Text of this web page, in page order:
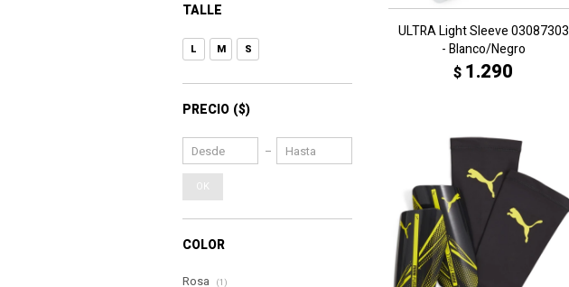
ULTRA Light Sleeve 03087303
- Blanco/Negro
$ 1.290
TALLE
L M S
PRECIO ($)
OK
COLOR
Rosa (1)